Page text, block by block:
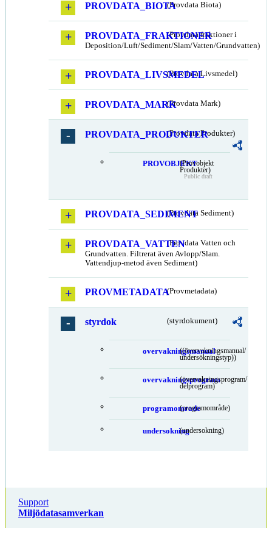
PROVDATA_BIOTA(Provdata Biota)
PROVDATA_FRAKTIONER
(Provdata fraktioner i
Deposition/Luft/Sediment/Slam/Vatten/Grundvatten)
PROVDATA_LIVSMEDEL
(Provdata Livsmedel)
PROVDATA_MARK(Provdata Mark)
PROVDATA_PRODUKTER
(Provdata Produkter)
PROVOBJEKT(Provobjekt
Produkter)
Public draft
PROVDATA_SEDIMENT(Provdata Sediment)
PROVDATA_VATTEN(Provdata Vatten och
Grundvatten. Filtrerat även Avlopp/Slam.
Vattendjup-metod även Sediment)
PROVMETADATA(Provmetadata)
styrdok (styrdokument)
overvakningsmanual
((övervakningsmanual/
undersökningstyp))
overvakningsprogram
(övervakningsprogram/
delprogram)
programomrade(programområde)
undersokning(undersokning)
Support
Miljödatasamverkan